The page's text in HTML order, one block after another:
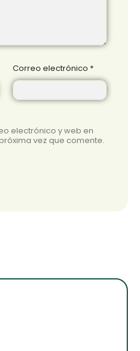
Correo electrónico *
electrónico y web en
vez que comente.